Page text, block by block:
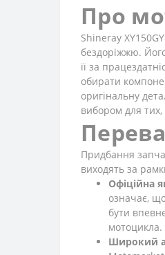
Про
Shineray
бездоріжжю.
її за
обирати
оригінальну
вибором для тих,
Придбання
виходять за
Офіційна
означає,
бути
мотоцикла.
Широкий